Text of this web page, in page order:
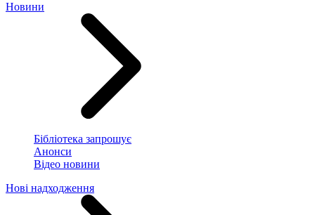
Новини
Бібліотека запрошує
Анонси
Відео новини
Нові надходження